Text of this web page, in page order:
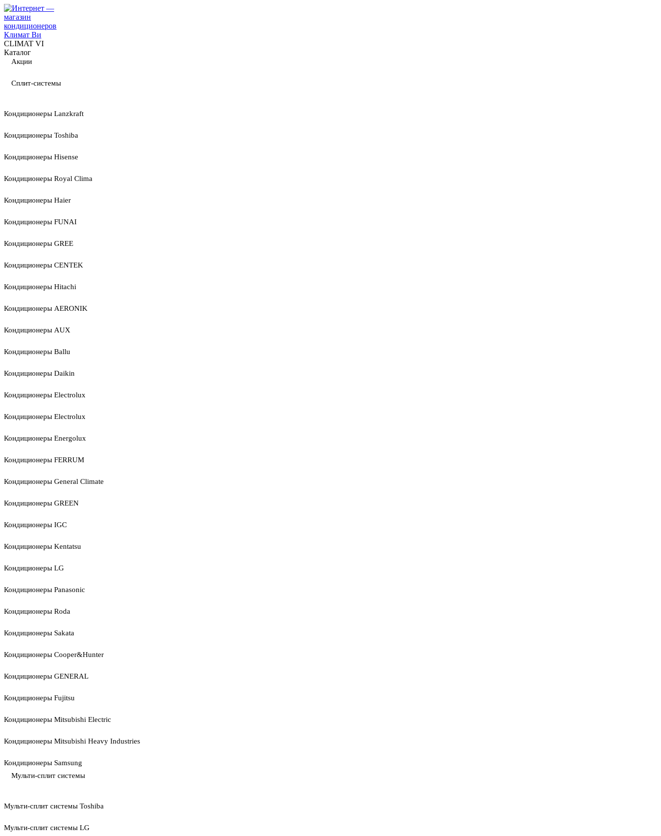
CLIMAT VI
Каталог
Акции
Сплит-системы
Кондиционеры Lanzkraft
Кондиционеры Toshiba
Кондиционеры Hisense
Кондиционеры Royal Clima
Кондиционеры Haier
Кондиционеры FUNAI
Кондиционеры GREE
Кондиционеры CENTEK
Кондиционеры Hitachi
Кондиционеры AERONIK
Кондиционеры AUX
Кондиционеры Ballu
Кондиционеры Daikin
Кондиционеры Electrolux
Кондиционеры Electrolux
Кондиционеры Energolux
Кондиционеры FERRUM
Кондиционеры General Climate
Кондиционеры GREEN
Кондиционеры IGC
Кондиционеры Kentatsu
Кондиционеры LG
Кондиционеры Panasonic
Кондиционеры Roda
Кондиционеры Sakata
Кондиционеры Cooper&Hunter
Кондиционеры GENERAL
Кондиционеры Fujitsu
Кондиционеры Mitsubishi Electric
Кондиционеры Mitsubishi Heavy Industries
Кондиционеры Samsung
Мульти-сплит системы
Мульти-сплит системы Toshiba
Мульти-сплит системы LG